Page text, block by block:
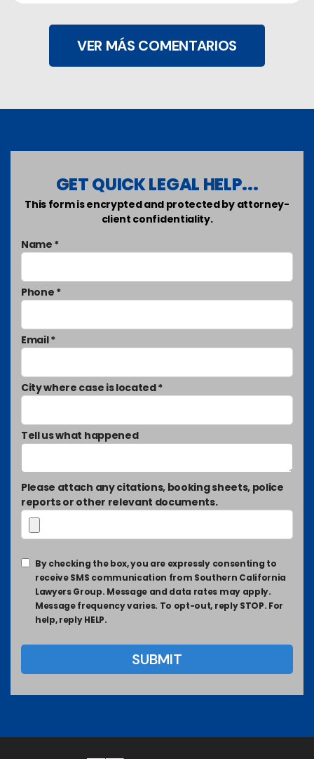
VER MÁS COMENTARIOS
GET QUICK LEGAL HELP...
This form is encrypted and protected by attorney-
client confidentiality.
Name *
Phone *
Email *
City where case is located *
Tell us what happened
Please attach any citations, booking sheets, police
reports or other relevant documents.
By checking the box, you are expressly consenting to
receive SMS communication from Southern California
Lawyers Group. Message and data rates may apply.
Message frequency varies. To opt-out, reply STOP. For
help, reply HELP.